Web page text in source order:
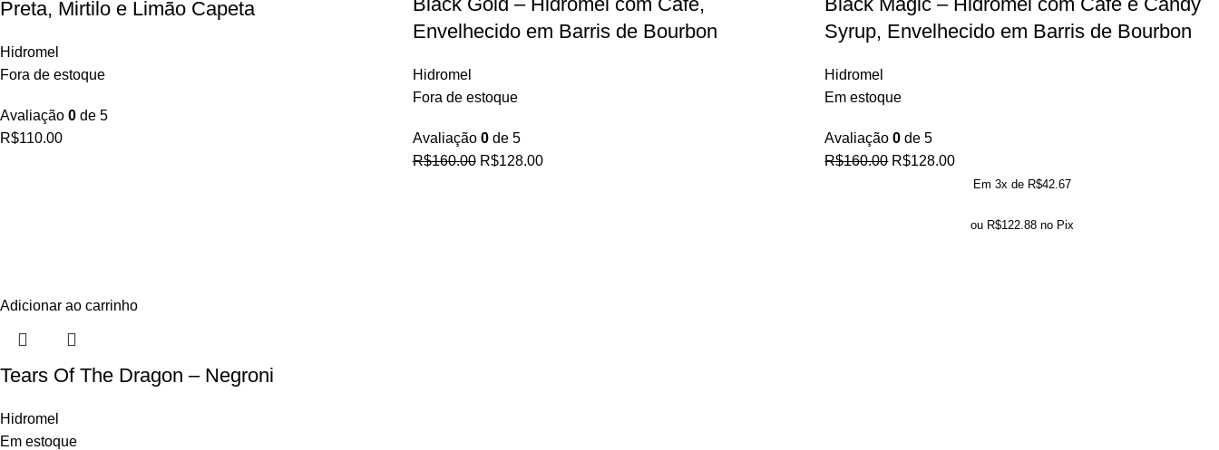
Preta, Mirtilo e Limão Capeta
Hidromel
Fora de estoque
Avaliação 0 de 5
R$110.00
Envelhecido em Barris de Bourbon
Hidromel
Fora de estoque
Avaliação 0de 5
R$160.00 R$128.00
Syrup, Envelhecido em Barris de Bourbon
Hidromel
Em estoque
Avaliação0 de 5
R$160.00 R$128.00
Em 3x de R$42.67
ou R$122.88 no Pix
Adicionar ao carrinho
Tears Of The Dragon – Negroni
Hidromel
Em estoque